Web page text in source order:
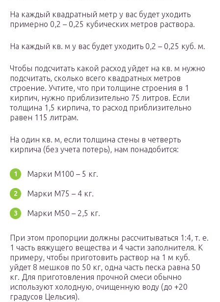
На каждый квадратный метр у вас будет уходить
примерно 0,2 – 0,25 кубических метров раствора.
На каждый кв. м у вас будет уходить 0,2 – 0,25 куб. м.
Чтобы подсчитать какой расход уйдет на кв. м нужно
подсчитать, сколько всего квадратных метров
строение. Учтите, что при толщине строения в 1
кирпич, нужно приблизительно 75 литров. Если
толщина 1,5 кирпича, то расход приблизительно
равен 115 литрам.
На один кв. м, если толщина стены в четверть
кирпича (без учета потерь), нам понадобится:
Марки М100 – 5 кг.
Марки М75 – 4 кг.
Марки М50 – 2,5 кг.
При этом пропорции должны рассчитываться 1:4, т. е.
1 часть вяжущего вещества и 4 части заполнителя. К
примеру, чтобы приготовить раствор на 1 м куб.
уйдет 8 мешков по 50 кг, одна часть песка равна 50
кг. Для приготовления прочной смеси обычно
используют холодную, очищенную воду (до +20
градусов Цельсия).